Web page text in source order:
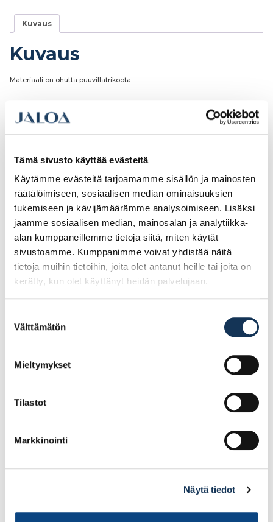
Tämä sivusto käyttää evästeitä
Käytämme evästeitä tarjoamamme sisällön ja mainosten
räätälöimiseen, sosiaalisen median ominaisuuksien
tukemiseen ja kävijämäärämme analysoimiseen. Lisäksi
jaamme sosiaalisen median, mainosalan ja analytiikka-
alan kumppaneillemme tietoja siitä, miten käytät
sivustoamme. Kumppanimme voivat yhdistää näitä
tietoja muihin tietoihin, joita olet antanut heille tai joita on
kerätty, kun olet käyttänyt heidän palvelujaan.
valinta
Välttämätön
Mieltymykset
Tilastot
Markkinointi
Näytä tiedot
Kuvaus
Kuvaus
Materiaali on ohutta puuvillatrikoota.
Guide 102 , koko 7
Lisää tilauskoriin